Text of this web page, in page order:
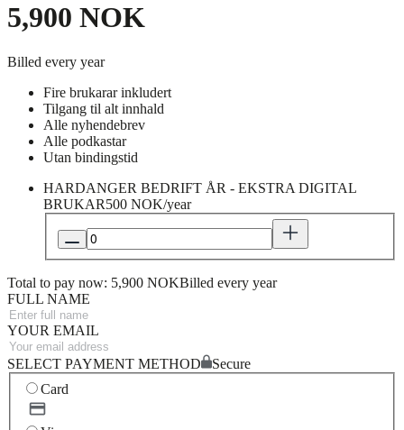
5,900 NOK
Billed every year
Fire brukarar inkludert
Tilgang til alt innhald
Alle nyhendebrev
Alle podkastar
Utan bindingstid
HARDANGER BEDRIFT ÅR - EKSTRA DIGITAL
BRUKAR500 NOK/year
Total to pay now: 5,900 NOKBilled every year
FULL NAME
YOUR EMAIL
SELECT PAYMENT METHOD
Secure
Card